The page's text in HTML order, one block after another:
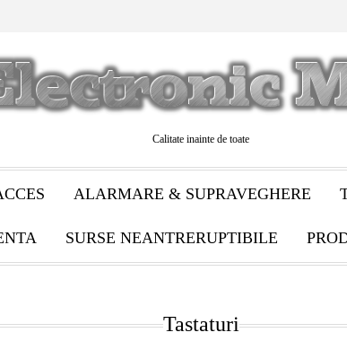
Calitate inainte de toate
ALARMARE & SUPRAVEGHERE
SURSE NEANTRERUPTIBILE
Tastaturi